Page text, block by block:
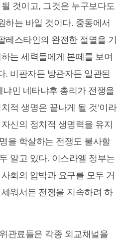
것이고, 그것은 누구보다도
하는 바일 것이다. 중동에서
레스타인의 완전한 절멸을 기
는 세력들에게 본떼를 보여
. 비판자든 방관자든 일관된
냐민 네타냐후 총리가 전쟁을
적 생명은 끝나게 될 것’이라
신의 정치적 생명력을 유지
을 학살하는 전쟁도 불사할
알고 있다. 이스라엘 정부는
회의 압박과 요구를 모두 거
워서든 전쟁을 지속하려 하
관료들은 각종 외교채널을